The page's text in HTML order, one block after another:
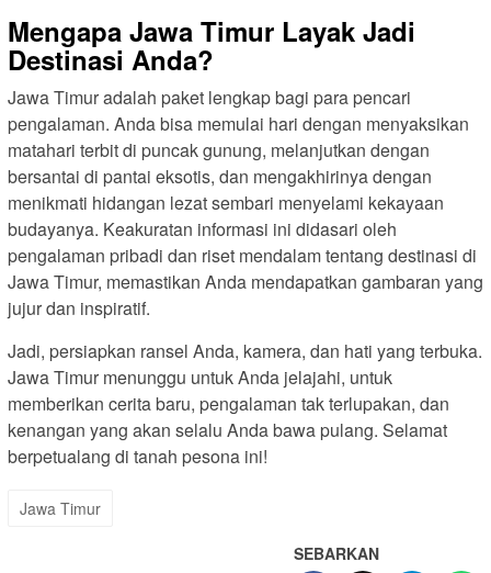
Mengapa Jawa Timur Layak Jadi
Destinasi Anda?
Jawa Timur adalah paket lengkap bagi para pencari
pengalaman. Anda bisa memulai hari dengan menyaksikan
matahari terbit di puncak gunung, melanjutkan dengan
bersantai di pantai eksotis, dan mengakhirinya dengan
menikmati hidangan lezat sembari menyelami kekayaan
budayanya. Keakuratan informasi ini didasari oleh
pengalaman pribadi dan riset mendalam tentang destinasi di
Jawa Timur, memastikan Anda mendapatkan gambaran yang
jujur dan inspiratif.
Jadi, persiapkan ransel Anda, kamera, dan hati yang terbuka.
Jawa Timur menunggu untuk Anda jelajahi, untuk
memberikan cerita baru, pengalaman tak terlupakan, dan
kenangan yang akan selalu Anda bawa pulang. Selamat
berpetualang di tanah pesona ini!
Jawa Timur
SEBARKAN